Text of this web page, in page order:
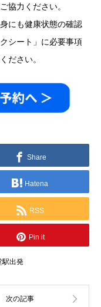
協力ください。
にも健康状態の確認
シート」に必要事項
ださい。
Share
Hatena
RSS
Pin it
駅出発